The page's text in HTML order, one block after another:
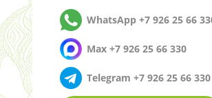
WhatsApp +7 926 25 66
Max +7 926 25 66 330
Telegram +7 926 25 66 330